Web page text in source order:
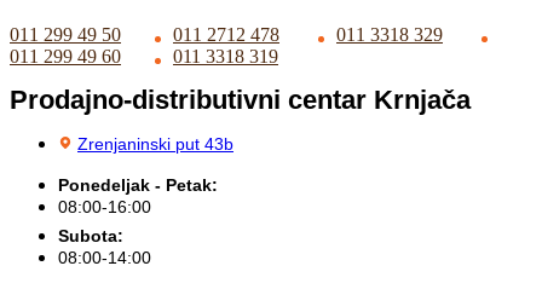
011 299 49 50 011 2712 478
011 3318 329
011 299 49 60
011 3318 319
Prodajno-distributivni centar Krnjača
Zrenjaninski put 43b
Ponedeljak - Petak:
08:00-16:00
Subota:
08:00-14:00